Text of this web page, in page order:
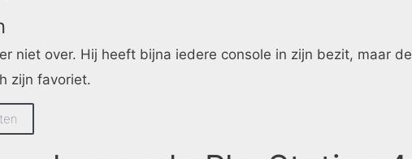
niet over. Hij heeft bijna iedere console in zijn bezit, maar de
zijn favoriet.